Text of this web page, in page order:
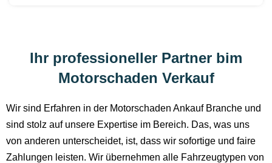
Ihr professioneller Partner bim
Motorschaden Verkauf
Wir sind Erfahren in der Motorschaden Ankauf Branche und
sind stolz auf unsere Expertise im Bereich. Das, was uns
von anderen unterscheidet, ist, dass wir sofortige und faire
Zahlungen leisten. Wir übernehmen alle Fahrzeugtypen von